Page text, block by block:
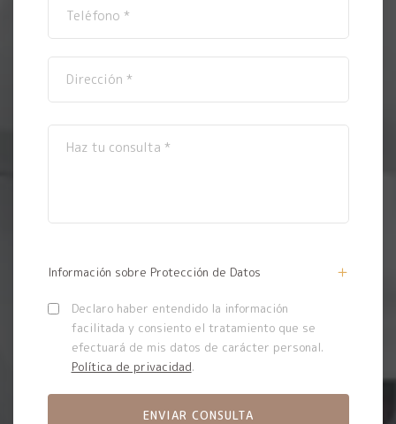
Información sobre Protección de Datos
Declaro haber entendido la información
facilitada y consiento el tratamiento que se
efectuará de mis datos de carácter personal.
Política de privacidad.